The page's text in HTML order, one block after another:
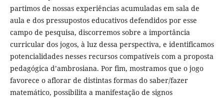
partimos de nossas experiências acumuladas em sala de
aula e dos pressupostos educativos defendidos por esse
campo de pesquisa, discorremos sobre a importância
curricular dos jogos, à luz dessa perspectiva, e identificamos
potencialidades nesses recursos compatíveis com a proposta
pedagógica d’ambrosiana. Por fim, mostramos que o jogo
favorece o aflorar de distintas formas do saber/fazer
matemático, possibilita a manifestação de signos